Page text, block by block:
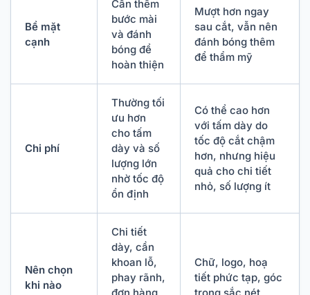
Bề mặt
cạnh
Cần thêm
bước mài
và đánh
bóng để
hoàn thiện
Mượt hơn ngay
sau cắt, vẫn nên
đánh bóng thêm
để thẩm mỹ
Chi phí
Thường tối
ưu hơn
cho tấm
dày và số
lượng lớn
nhờ tốc độ
ổn định
Có thể cao hơn
với tấm dày do
tốc độ cắt chậm
hơn, nhưng hiệu
quả cho chi tiết
nhỏ, số lượng ít
Nên chọn
khi nào
Chi tiết
dày, cần
khoan lỗ,
phay rãnh,
Chữ, logo, hoạ
tiết phức tạp, góc